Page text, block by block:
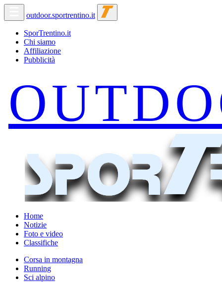
outdoor.sportrentino.it
SporTrentino.it
Chi siamo
Affiliazione
Pubblicità
Home
Notizie
Foto e video
Classifiche
Corsa in montagna
Running
Sci alpino